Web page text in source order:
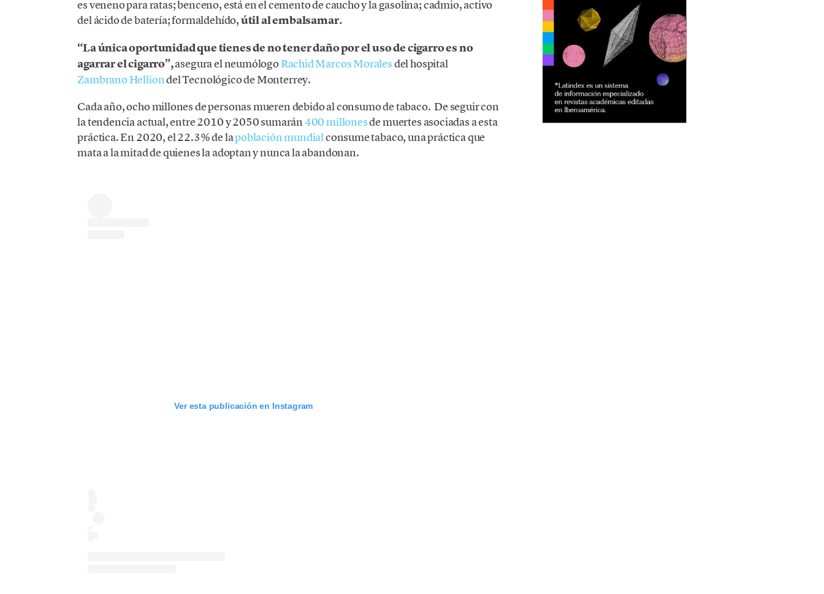
es veneno para ratas; benceno, está en el cemento de caucho y la gasolina; cadmio, activo
del ácido de batería; formaldehído,útil al embalsamar.
“La única oportunidad que tienes de no tener daño por el uso de cigarro es no
agarrar el cigarro”,asegura el neumólogoRachid Marcos Moralesdel hospital
Zambrano Helliondel Tecnológico de Monterrey.
Cada año, ocho millones de personas mueren debido al consumo de tabaco. De seguir con
la tendencia actual, entre 2010 y 2050 sumarán400 millonesde muertes asociadas a esta
práctica. En 2020, el 22.3% de lapoblación mundialconsume tabaco, una práctica que
mata a la mitad de quienes la adoptan y nunca la abandonan.
Ver esta publicación en Instagram